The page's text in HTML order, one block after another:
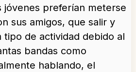
jóvenes preferían meterse
sus amigos, que salir y
tipo de actividad debido al
bandas como
hablando, el